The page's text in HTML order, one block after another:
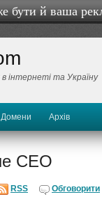
бути й ваша
інтернеті та Україну
Домени Архів
СЕО
RSS
Обговорити